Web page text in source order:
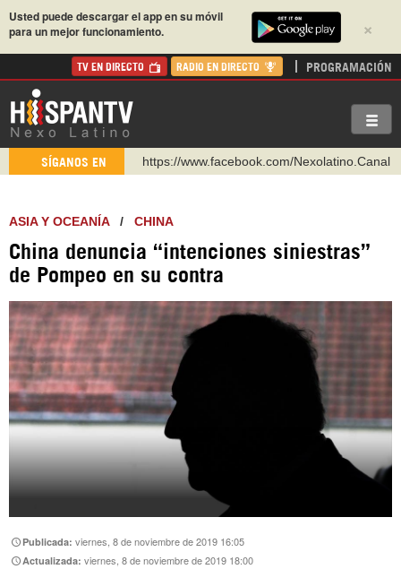
×
Usted puede descargar el app en su móvil
para un mejor funcionamiento.
TV EN DIRECTO RADIO EN DIRECTO PROGRAMACIÓN
SÍGANOS EN https://www.facebook.com/Nexolatino.Canal
https://www.youtube.com/@nexo_latino
https://t.me/hispantvcanal
https://urmedium.com/c/hispantv
WhatsApp y Viber: +98 921 79 29 404
ASIA Y OCEANÍA/ CHINA
China denuncia “intenciones siniestras”
de Pompeo en su contra
Publicada:viernes, 8 de noviembre de 2019 16:05
Actualizada:viernes, 8 de noviembre de 2019 18:00